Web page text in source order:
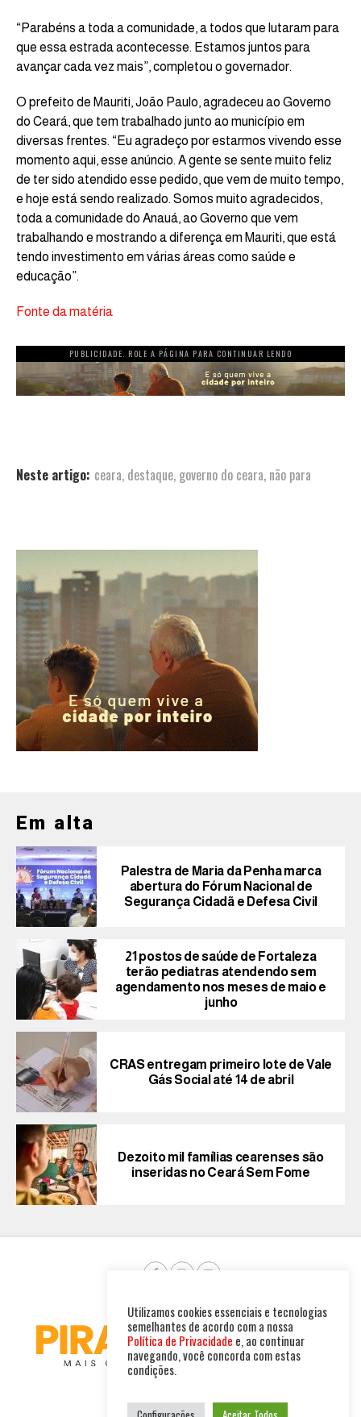
“Parabéns a toda a comunidade, a todos que lutaram para
que essa estrada acontecesse. Estamos juntos para
avançar cada vez mais”, completou o governador.
O prefeito de Mauriti, João Paulo, agradeceu ao Governo
do Ceará, que tem trabalhado junto ao município em
diversas frentes. “Eu agradeço por estarmos vivendo esse
momento aqui, esse anúncio. A gente se sente muito feliz
de ter sido atendido esse pedido, que vem de muito tempo,
e hoje está sendo realizado. Somos muito agradecidos,
toda a comunidade do Anauá, ao Governo que vem
trabalhando e mostrando a diferença em Mauriti, que está
tendo investimento em várias áreas como saúde e
educação”.
Fonte da matéria
PUBLICIDADE. ROLE A PÁGINA PARA CONTINUAR LENDO
Neste artigo: ceara, destaque, governo do ceara, não para
Em alta
Palestra de Maria da Penha marca
abertura do Fórum Nacional de
Segurança Cidadã e Defesa Civil
21 postos de saúde de Fortaleza
terão pediatras atendendo sem
agendamento nos meses de maio e
junho
CRAS entregam primeiro lote de Vale
Gás Social até 14 de abril
Dezoito mil famílias cearenses são
inseridas no Ceará Sem Fome
Utilizamos cookies essenciais e tecnologias
semelhantes de acordo com a nossa
Política de Privacidade e, ao continuar
navegando, você concorda com estas
condições.